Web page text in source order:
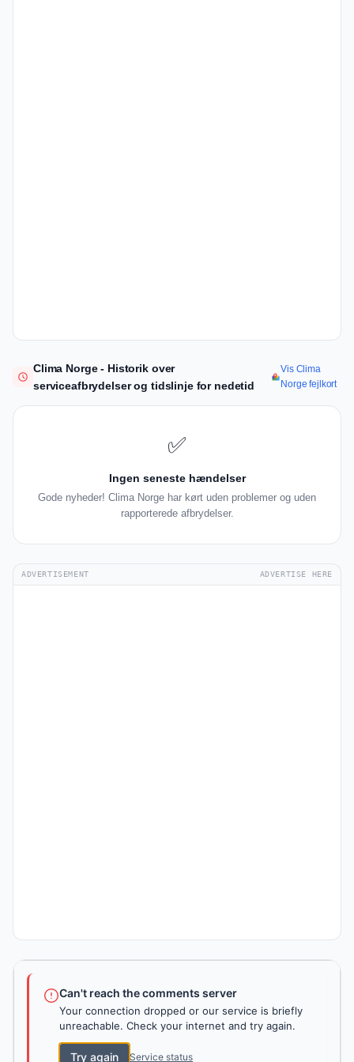
Clima Norge - Historik over
serviceafbrydelser og tidslinje for nedetid
Vis Clima
Norge fejlkort
✅
Ingen seneste hændelser
Gode nyheder! Clima Norge har kørt uden problemer og uden
rapporterede afbrydelser.
ADVERTISEMENT ADVERTISE HERE
Can't reach the comments server
Your connection dropped or our service is briefly
unreachable. Check your internet and try again.
Try again Service status